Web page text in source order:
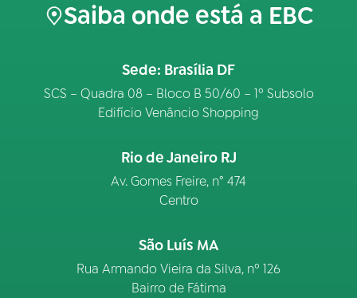
Saiba onde está a EBC
Sede: Brasília DF
SCS – Quadra 08 – Bloco B 50/60 – 1º Subsolo
Edifício Venâncio Shopping
Rio de Janeiro RJ
Av. Gomes Freire, n° 474
Centro
São Luís MA
Rua Armando Vieira da Silva, nº 126
Bairro de Fátima